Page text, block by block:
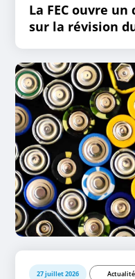
La FEC ouvre
sur la révision
27 juillet 2026